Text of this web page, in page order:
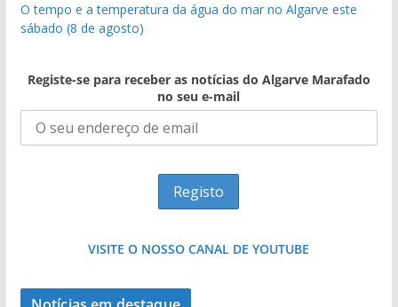
O tempo e a temperatura da água do mar no Algarve este
sábado (8 de agosto)
Registe-se para receber as notícias do Algarve Marafado
no seu e-mail
VISITE O NOSSO CANAL DE YOUTUBE